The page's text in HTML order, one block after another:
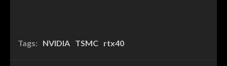
Tags: NVIDIA TSMC rtx40